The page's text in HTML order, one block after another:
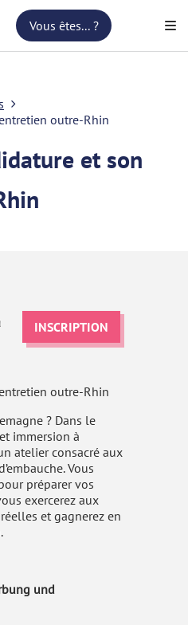
Vous êtes... ?
outre-Rhin
et son
INSCRIPTION
outre-Rhin
? Dans le
immersion à
atelier consacré aux
Vous
préparer vos
exercerez aux
et gagnerez en
und